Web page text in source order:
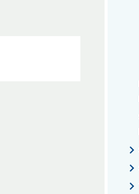
chevron_right
chevron_right
chevron_right